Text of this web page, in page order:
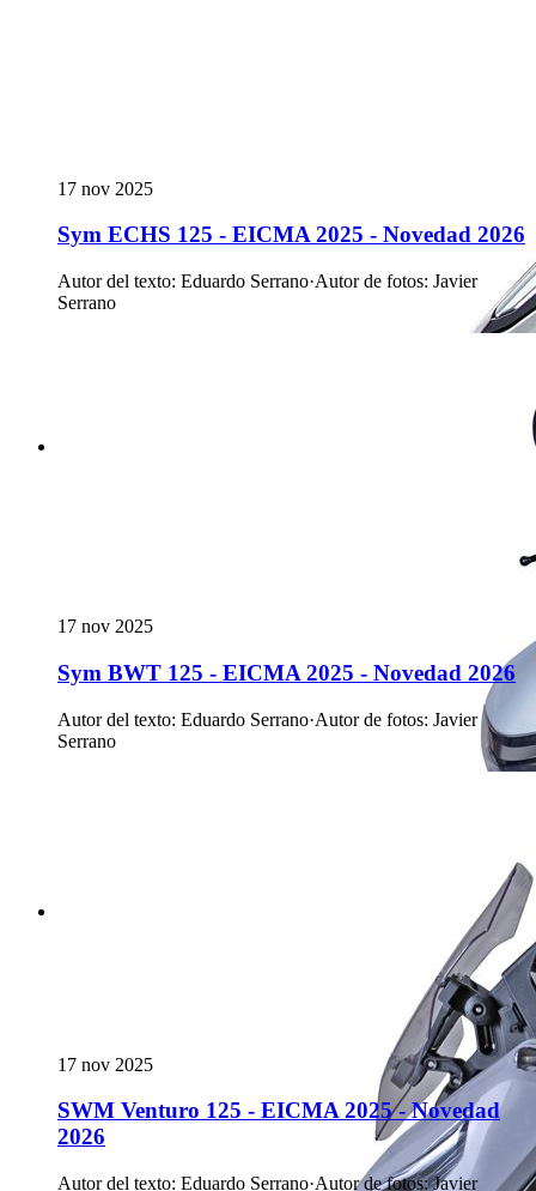
17 nov 2025
Sym ECHS 125 - EICMA 2025 - Novedad 2026
Autor del texto: Eduardo Serrano·Autor de fotos: Javier
Serrano
17 nov 2025
Sym BWT 125 - EICMA 2025 - Novedad 2026
Autor del texto: Eduardo Serrano·Autor de fotos: Javier
Serrano
17 nov 2025
SWM Venturo 125 - EICMA 2025 - Novedad
2026
Autor del texto: Eduardo Serrano·Autor de fotos: Javier